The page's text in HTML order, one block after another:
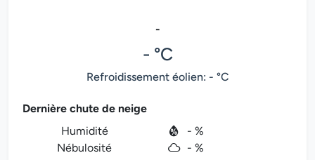
-
- °C
Refroidissement éolien: - °C
Dernière chute de neige
Humidité
- %
Nébulosité
- %